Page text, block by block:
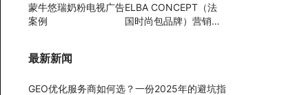
蒙牛悠瑞奶粉电视广告
案例
ELBA CONCEPT（法
国时尚包品牌）营销案
最新新闻
GEO优化服务商如何选？一份2025年的避坑指